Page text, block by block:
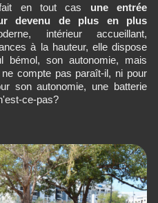
en tout cas une entrée
devenu de plus en plus
intérieur accueillant,
à la hauteur, elle dispose
bémol, son autonomie, mais
compte pas paraît-il, ni pour
son autonomie, une batterie
ce-pas?